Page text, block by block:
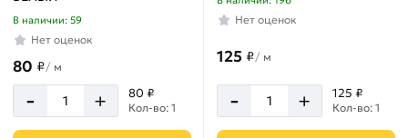
В наличии: 59
Нет оценок
80 ₽/ м
- + 80 ₽
Кол-во: 1
Нет оценок
125 ₽/ м
- + 125 ₽
Кол-во: 1